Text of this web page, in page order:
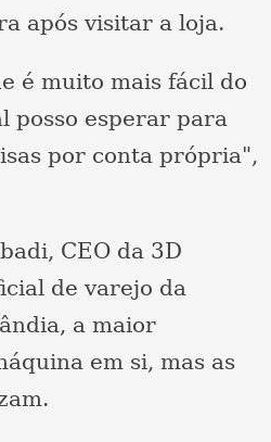
após visitar a loja.
é muito mais fácil do
posso esperar para
por conta própria",
CEO da 3D
de varejo da
a maior
em si, mas as